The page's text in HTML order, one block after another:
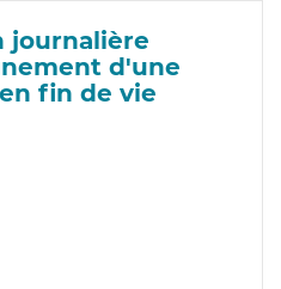
journalière
d'une
fin de vie